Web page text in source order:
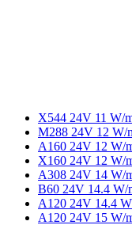
X544 24V 11 W/
M288 24V 12 W/
A160 24V 12 W/
X160 24V 12 W/
A308 24V 14 W/
B60 24V 14.4 W/
A120 24V 14.4
A120 24V 15 W/